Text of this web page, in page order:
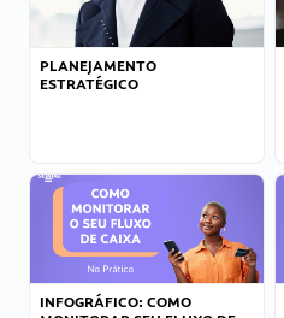
PLANEJAMENTO
ESTRATÉGICO
INFOGRÁFICO: COMO